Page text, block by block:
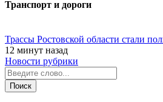
Транспорт и дороги
Трассы Ростовской области стали
12 минут назад
Новости рубрики